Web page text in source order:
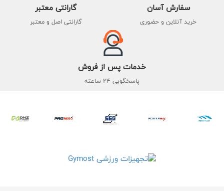
سفارش آسان
خرید آنلاین و حضوری
گارانتی معتبر
گارانتی اصل و معتبر
خدمات پس از فروش
پاسخگویی 24 ساعته